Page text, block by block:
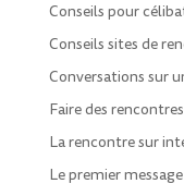
Conseils pour
Conseils sites de
Conversations sur
Faire des
La rencontre sur
Le premier message